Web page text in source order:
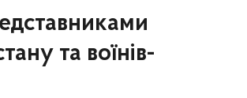
та воїнів-